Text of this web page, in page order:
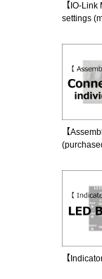
【IO-
settings
【
【